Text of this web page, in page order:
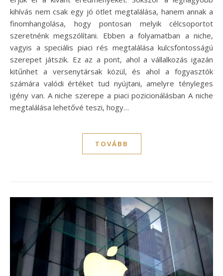
kihívás nem csak egy jó ötlet megtalálása, hanem annak a
finomhangolása, hogy pontosan melyik célcsoportot
szeretnénk megszólítani. Ebben a folyamatban a niche,
vagyis a speciális piaci rés megtalálása kulcsfontosságú
szerepet játszik. Ez az a pont, ahol a vállalkozás igazán
kitűnhet a versenytársak közül, és ahol a fogyasztók
számára valódi értéket tud nyújtani, amelyre tényleges
igény van. A niche szerepe a piaci pozicionálásban A niche
megtalálása lehetővé teszi, hogy…
TOVÁBB